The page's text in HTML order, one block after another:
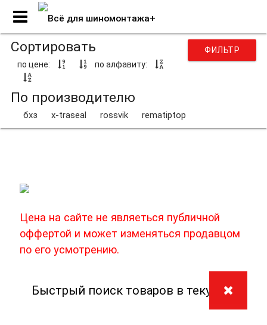
ФИЛЬТР
Сортировать
по цене: по алфавиту:
По производителю
бхз x-traseal rossvik rematiptop
Цена на сайте не являеться публичной
оффертой и может изменяться продавцом
по его усмотрению.